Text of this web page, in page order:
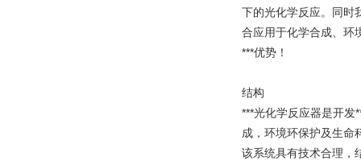
下的光化学反应。同时
合应用于化学合成、环
***优势！
结构
***光化学反应器是开发
成，环境环保护及生命
该系统具有技术合理，